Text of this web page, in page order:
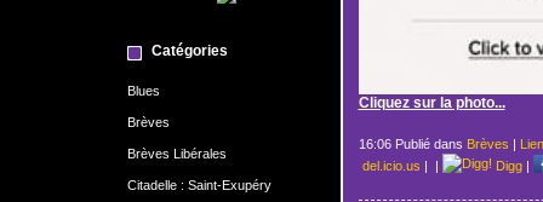
Catégories
Blues
Brèves
Brèves Libérales
Citadelle : Saint-Exupéry
Cliquez sur la photo...
16:06 Publié dans Brèves |
del.icio.us | | Digg|